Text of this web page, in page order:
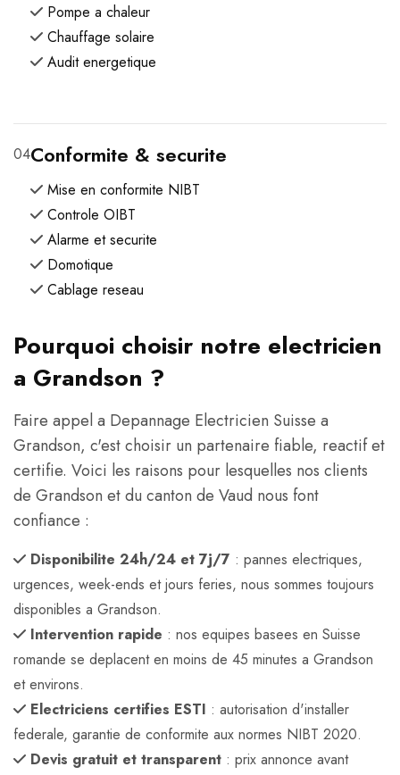
Pompe a chaleur
Chauffage solaire
Audit energetique
04Conformite & securite
Mise en conformite NIBT
Controle OIBT
Alarme et securite
Domotique
Cablage reseau
Pourquoi choisir notre electricien
a Grandson ?
Faire appel a Depannage Electricien Suisse a
Grandson, c'est choisir un partenaire fiable, reactif et
certifie. Voici les raisons pour lesquelles nos clients
de Grandson et du canton de Vaud nous font
confiance :
Disponibilite 24h/24 et 7j/7 : pannes electriques,
urgences, week-ends et jours feries, nous sommes toujours
disponibles a Grandson.
Intervention rapide : nos equipes basees en Suisse
romande se deplacent en moins de 45 minutes a Grandson
et environs.
Electriciens certifies ESTI : autorisation d'installer
federale, garantie de conformite aux normes NIBT 2020.
Devis gratuit et transparent : prix annonce avant